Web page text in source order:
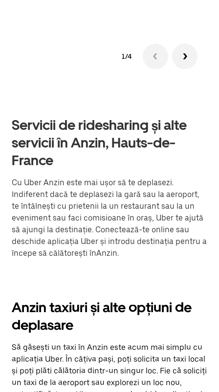
1/4
Servicii de ridesharing și alte
servicii în Anzin, Hauts-de-
France
Cu Uber Anzin este mai ușor să te deplasezi.
Indiferent dacă te deplasezi la gară sau la aeroport,
te întâlnești cu prietenii la un restaurant sau la un
eveniment sau faci comisioane în oraș, Uber te ajută
să ajungi la destinație. Conectează-te online sau
deschide aplicația Uber și introdu destinația pentru a
începe să călătorești înAnzin.
Anzin taxiuri și alte opțiuni de
deplasare
Să găsești un taxi în Anzin este acum mai simplu cu
aplicația Uber. În câțiva pași, poți solicita un taxi local
și poți plăti călătoria dintr-un singur loc. Fie că soliciți
un taxi de la aeroport sau explorezi un loc nou,